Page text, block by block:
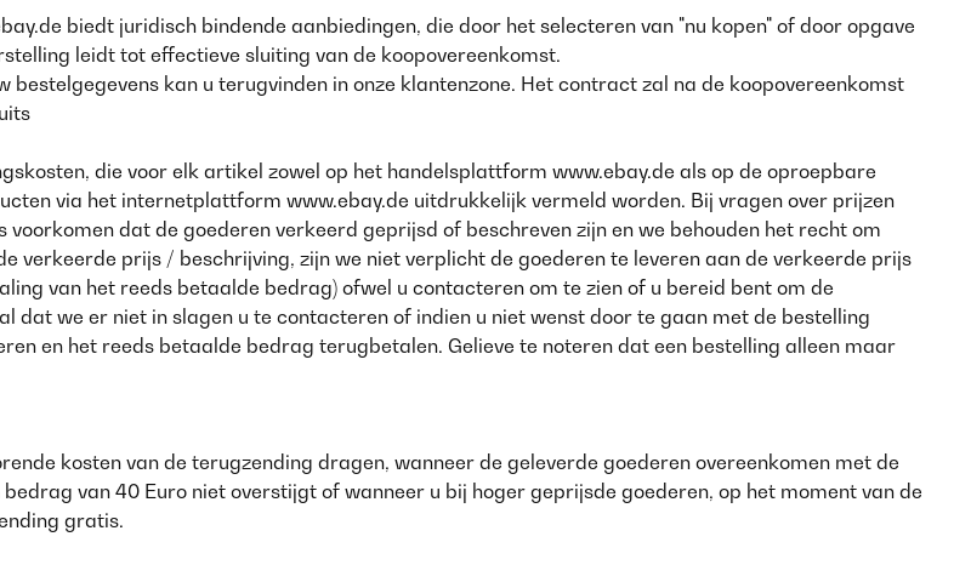
biedt juridisch bindende aanbiedingen, die door het selecteren van "nu kopen" of door opgave
leidt tot effectieve sluiting van de koopovereenkomst.
bestelgegevens kan u terugvinden in onze klantenzone. Het contract zal na de koopovereenkomst
die voor elk artikel zowel op het handelsplattform www.ebay.de als op de oproepbare
via het internetplattform www.ebay.de uitdrukkelijk vermeld worden. Bij vragen over prijzen
dat de goederen verkeerd geprijsd of beschreven zijn en we behouden het recht om
verkeerde prijs / beschrijving, zijn we niet verplicht de goederen te leveren aan de verkeerde prijs
van het reeds betaalde bedrag) ofwel u contacteren om te zien of u bereid bent om de
dat we er niet in slagen u te contacteren of indien u niet wenst door te gaan met de bestelling
en het reeds betaalde bedrag terugbetalen. Gelieve te noteren dat een bestelling alleen maar
kosten van de terugzending dragen, wanneer de geleverde goederen overeenkomen met de
van 40 Euro niet overstijgt of wanneer u bij hoger geprijsde goederen, op het moment van de
gratis.